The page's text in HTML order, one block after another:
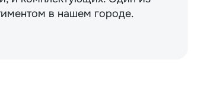
в нашем городе.